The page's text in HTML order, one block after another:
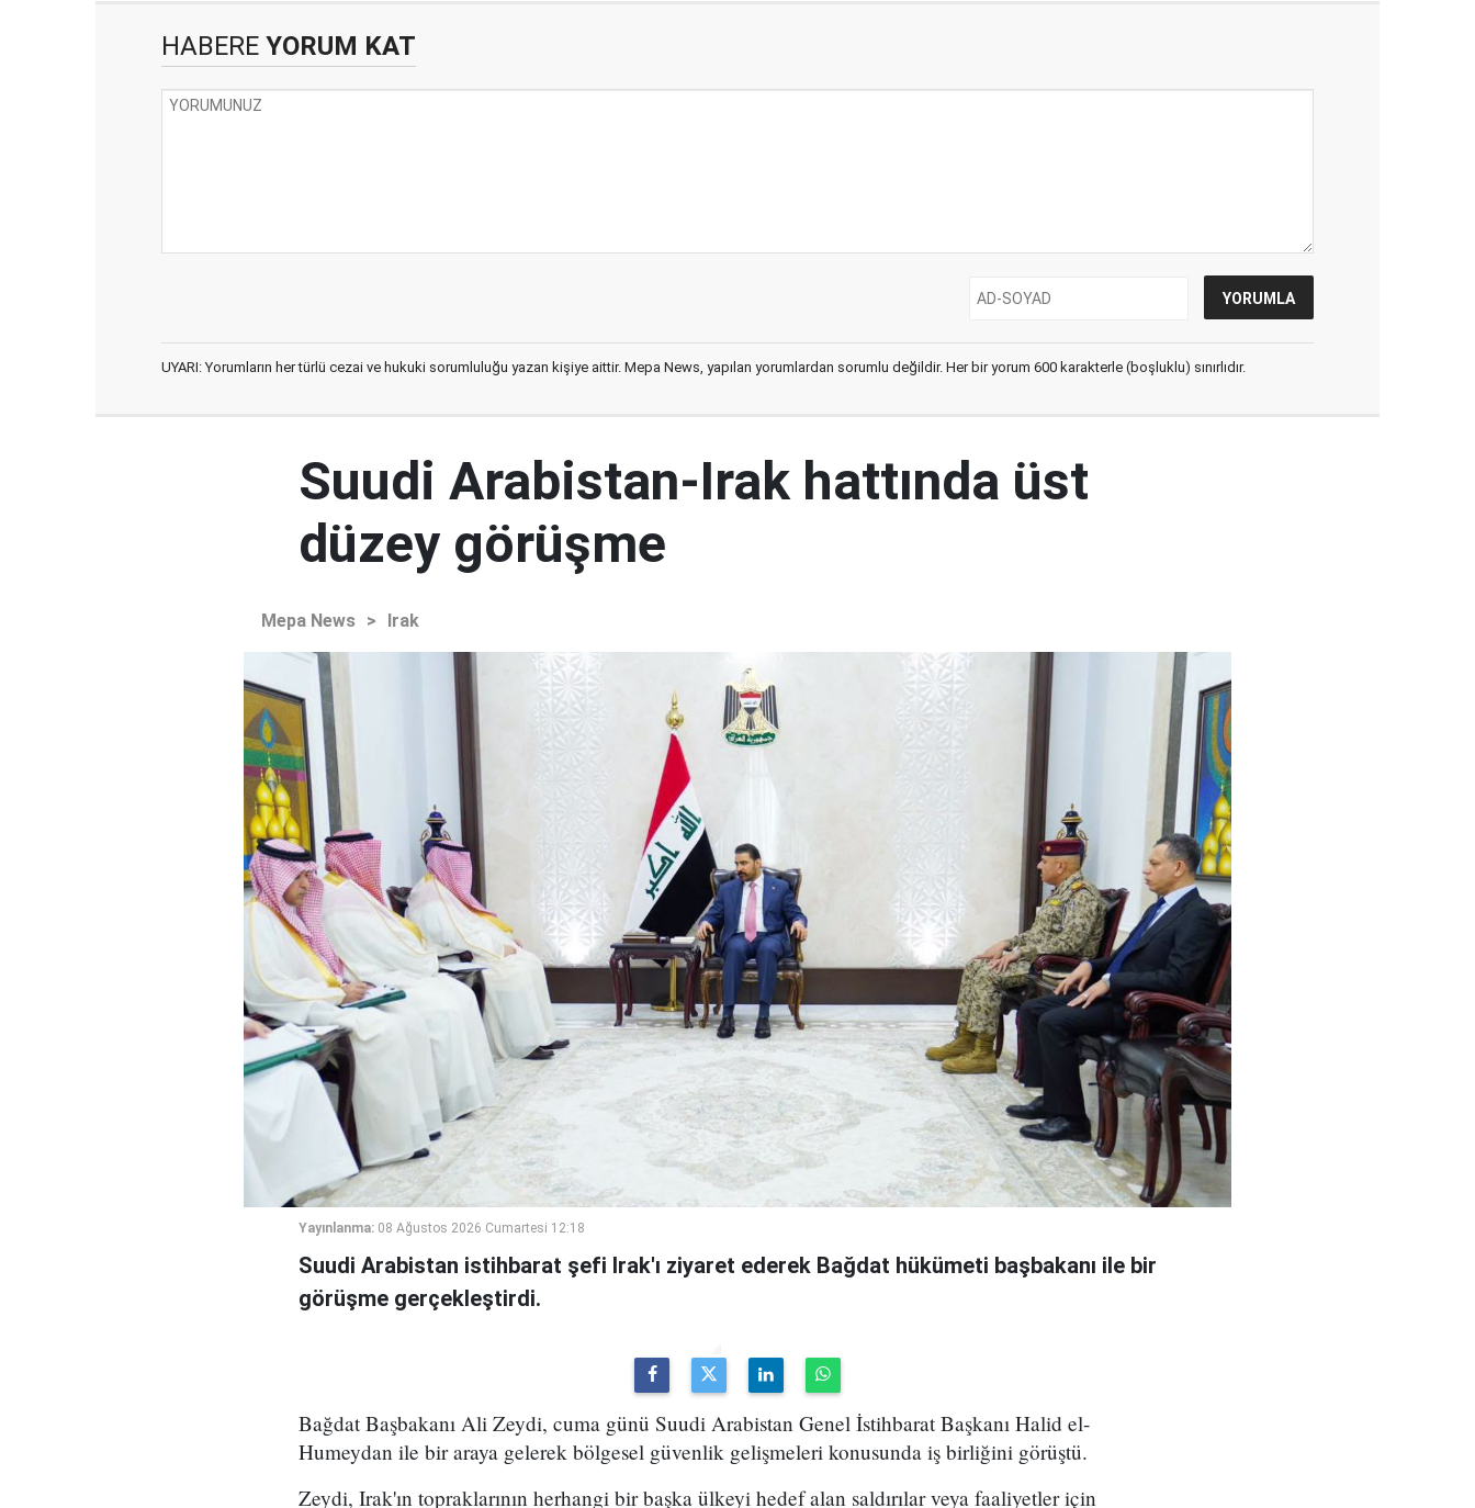
HABERE YORUM KAT
UYARI: Yorumların her türlü cezai ve hukuki sorumluluğu yazan kişiye aittir. Mepa News, yapılan yorumlardan sorumlu değildir. Her bir yorum 600 karakterle (boşluklu) sınırlıdır.
Suudi Arabistan-Irak hattında üst
düzey görüşme
Mepa News > Irak
Yayınlanma: 08 Ağustos 2026 Cumartesi 12:18
Suudi Arabistan istihbarat şefi Irak'ı ziyaret ederek Bağdat hükümeti başbakanı ile bir
görüşme gerçekleştirdi.
Bağdat Başbakanı Ali Zeydi, cuma günü Suudi Arabistan Genel İstihbarat Başkanı Halid el-
Humeydan ile bir araya gelerek bölgesel güvenlik gelişmeleri konusunda iş birliğini görüştü.
Zeydi, Irak'ın topraklarının herhangi bir başka ülkeyi hedef alan saldırılar veya faaliyetler için